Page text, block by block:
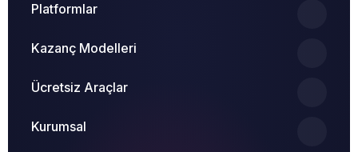
Platformlar
Kazanç Modelleri
Ücretsiz Araçlar
Kurumsal